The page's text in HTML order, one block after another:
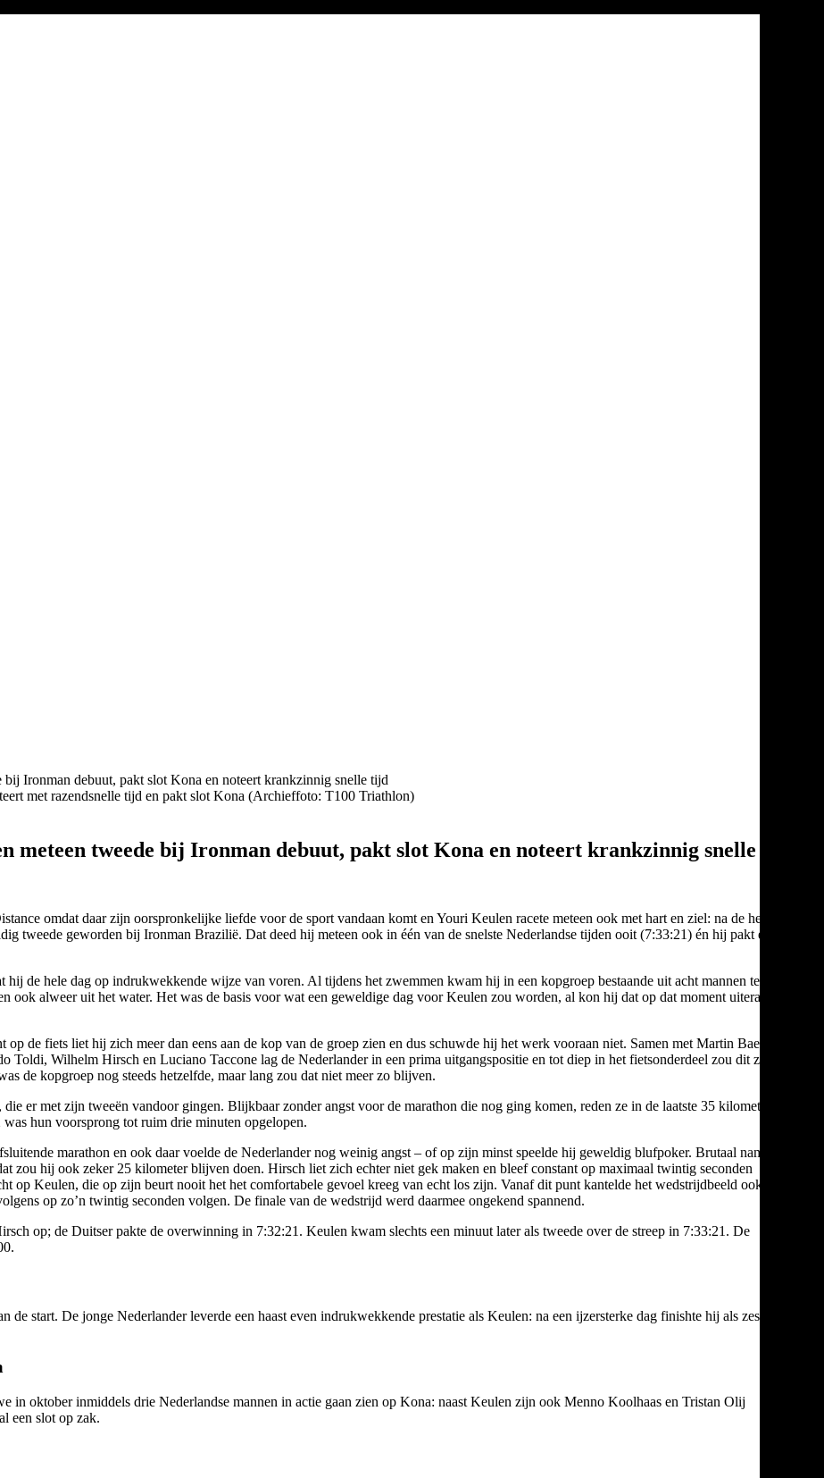
met razendsnelle tijd en pakt slot Kona (Archieffoto: T100 Triathlon)
tweede bij Ironman debuut, pakt slot Kona en noteert krankzinnig snelle tijd
omdat daar zijn oorspronkelijke liefde voor de sport vandaan komt en Youri Keulen racete meteen ook met hart en ziel: na de hele dag
tweede geworden bij Ironman Brazilië. Dat deed hij meteen ook in één van de snelste Nederlandse tijden ooit (7:33:21) én hij pakt een
de hele dag op indrukwekkende wijze van voren. Al tijdens het zwemmen kwam hij in een kopgroep bestaande uit acht mannen te liggen
ook alweer uit het water. Het was de basis voor wat een geweldige dag voor Keulen zou worden, al kon hij dat op dat moment uiteraard
de fiets liet hij zich meer dan eens aan de kop van de groep zien en dus schuwde hij het werk vooraan niet. Samen met Martin Baeza,
Toldi, Wilhelm Hirsch en Luciano Taccone lag de Nederlander in een prima uitgangspositie en tot diep in het fietsonderdeel zou dit zo
de kopgroep nog steeds hetzelfde, maar lang zou dat niet meer zo blijven.
er met zijn tweeën vandoor gingen. Blijkbaar zonder angst voor de marathon die nog ging komen, reden ze in de laatste 35 kilometer rap
hun voorsprong tot ruim drie minuten opgelopen.
marathon en ook daar voelde de Nederlander nog weinig angst – of op zijn minst speelde hij geweldig blufpoker. Brutaal nam hij de
zou hij ook zeker 25 kilometer blijven doen. Hirsch liet zich echter niet gek maken en bleef constant op maximaal twintig seconden
op Keulen, die op zijn beurt nooit het het comfortabele gevoel kreeg van echt los zijn. Vanaf dit punt kantelde het wedstrijdbeeld ook, want
op zo’n twintig seconden volgen. De finale van de wedstrijd werd daarmee ongekend spannend.
op; de Duitser pakte de overwinning in 7:32:21. Keulen kwam slechts een minuut later als tweede over de streep in 7:33:21. De
de start. De jonge Nederlander leverde een haast even indrukwekkende prestatie als Keulen: na een ijzersterke dag finishte hij als zesde, in
in oktober inmiddels drie Nederlandse mannen in actie gaan zien op Kona: naast Keulen zijn ook Menno Koolhaas en Tristan Olij
een slot op zak.